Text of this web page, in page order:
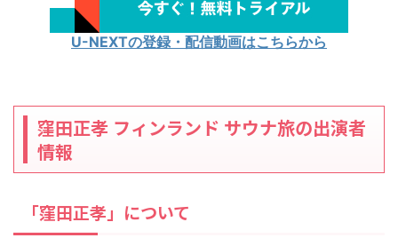
U-NEXTの登録・配信動画はこちらから
窪田正孝 フィンランド サウナ旅の出演者
情報
「窪田正孝」について